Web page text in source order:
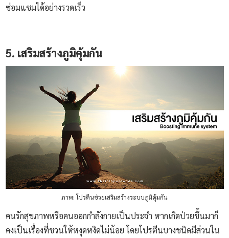
ซ่อมแซมได้อย่างรวดเร็ว
5. เสริมสร้างภูมิคุ้มกัน
ภาพ: โปรตีนช่วยเสริมสร้างระบบภูมิคุ้มกัน
คนรักสุขภาพหรือคนออกกำลังกายเป็นประจำ หากเกิดป่วยขึ้นมาก็
คงเป็นเรื่องที่ชวนให้หงุดหงิดไม่น้อย โดยโปรตีนบางชนิดมีส่วนใน